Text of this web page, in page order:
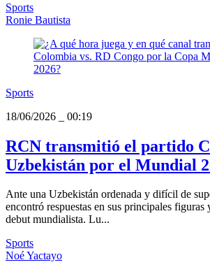
Sports
Ronie Bautista
Sports
18/06/2026
00:19
RCN transmitió el partido
Uzbekistán por el Mundial
Ante una Uzbekistán ordenada y difícil de
encontró respuestas en sus principales figuras
debut mundialista. Lu...
Sports
Noé Yactayo